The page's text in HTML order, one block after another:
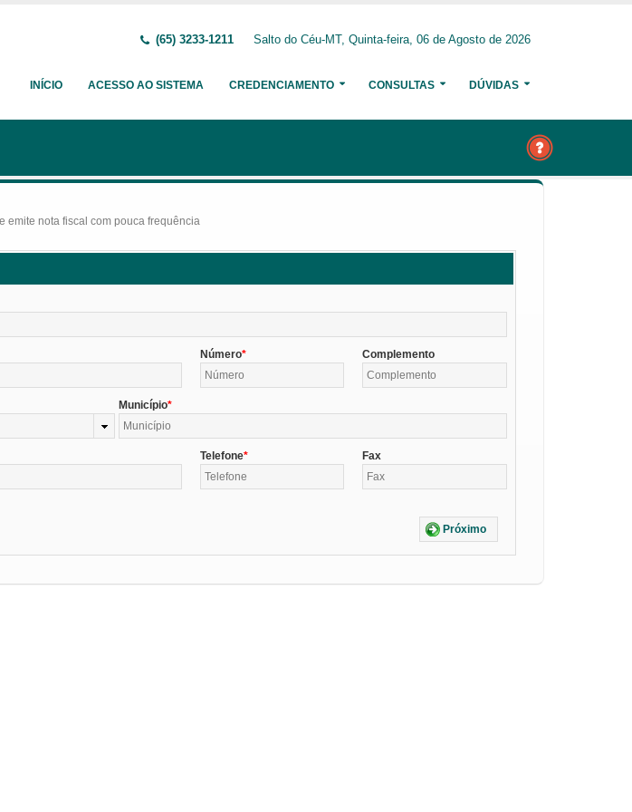
(65) 3233-1211 Salto do Céu-MT, Quinta-feira, 06 de Agosto de 2026
INÍCIO ACESSO AO SISTEMA CREDENCIAMENTO CONSULTAS DÚVIDAS
emite nota fiscal com pouca frequência
Número Complemento
Município
Telefone Fax
Próximo